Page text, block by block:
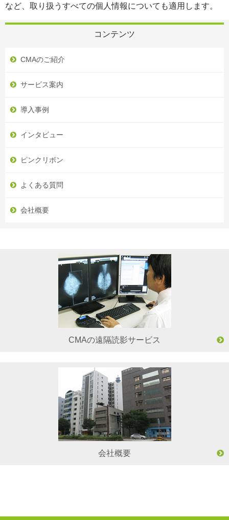
など、取り扱うすべての個人情報についても適用します。
コンテンツ
CMAのご紹介
サービス案内
導入事例
インタビュー
ピンクリボン
よくある質問
会社概要
CMAの遠隔読影サービス
会社概要